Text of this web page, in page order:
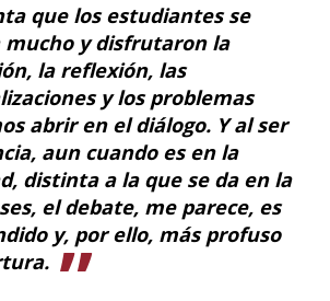
que los estudiantes se
y disfrutaron la
la reflexión, las
y los problemas
abrir en el diálogo. Y al ser
aun cuando es en la
distinta a la que se da en la
el debate, me parece, es
y, por ello, más profuso